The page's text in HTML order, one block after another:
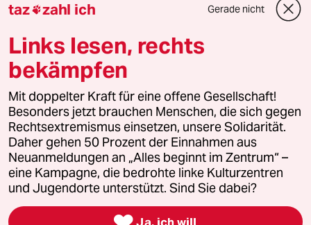
Downloads für Abonnierende
© 2026 taz Verlags und Vertriebs GmbH
Alle Rechte vorbehalten. Bei rechtlichen Fragen oder für Genehmigungen
wenden Sie sich bitte an
lizenzen@taz.de
Feedback Redaktionsstatut Kommune-Richtlinien
Leitlinie Informant Datenschutz Impressum AGB
Seitenwende Einwilligungen widerrufen (Ads)
taz zahl ich Gerade nicht
Links lesen, rechts
bekämpfen
Mit doppelter Kraft für eine offene Gesellschaft!
Besonders jetzt brauchen Menschen, die sich gegen
Rechtsextremismus einsetzen, unsere Solidarität.
Daher gehen 50 Prozent der Einnahmen aus
Neuanmeldungen an „Alles beginnt im Zentrum“ –
eine Kampagne, die bedrohte linke Kulturzentren
und Jugendorte unterstützt. Sind Sie dabei?
Ja, ich will